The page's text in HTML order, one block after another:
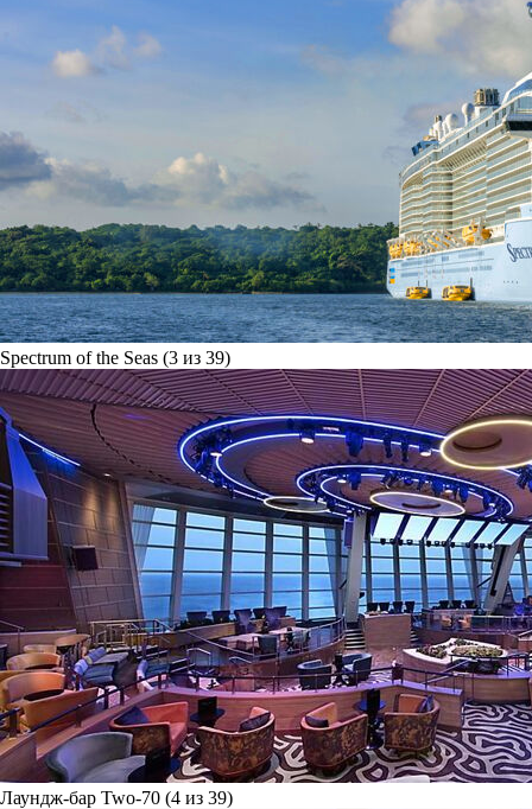
Spectrum of the Seas (3 из 39)
Лаундж-бар Two-70 (4 из 39)